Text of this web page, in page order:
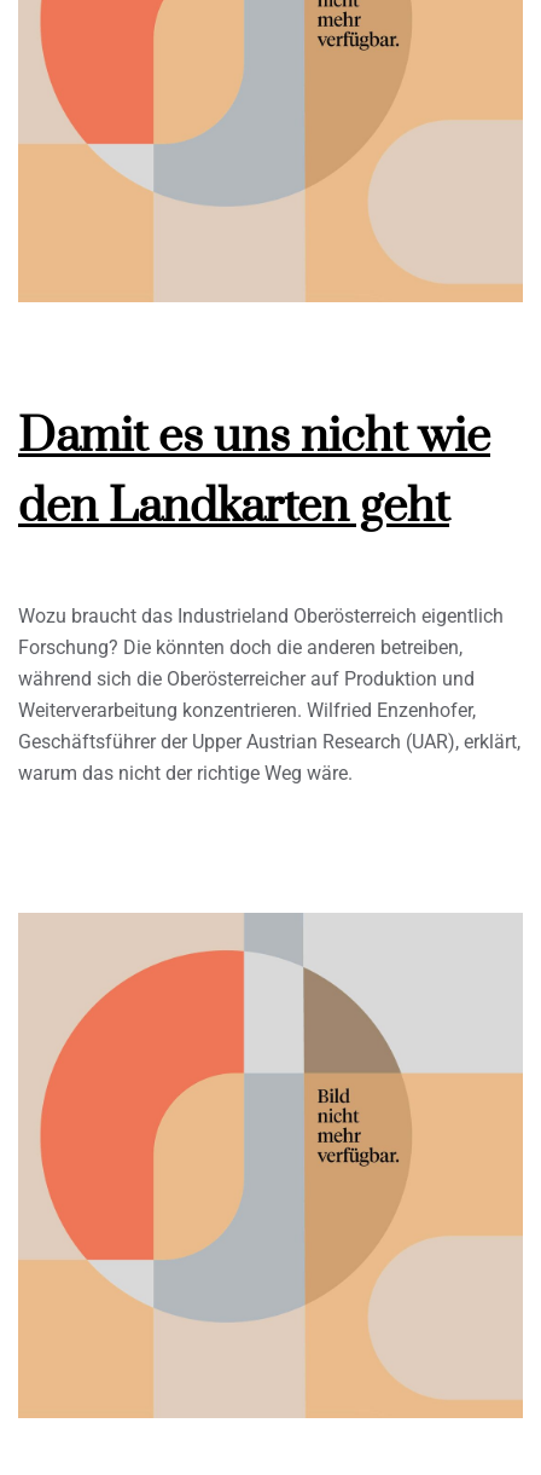
Damit es uns nicht wie
den Landkarten geht
Wozu braucht das Industrieland Oberösterreich eigentlich
Forschung? Die könnten doch die anderen betreiben,
während sich die Oberösterreicher auf Produktion und
Weiterverarbeitung konzentrieren. Wilfried Enzenhofer,
Geschäftsführer der Upper Austrian Research (UAR), erklärt,
warum das nicht der richtige Weg wäre.